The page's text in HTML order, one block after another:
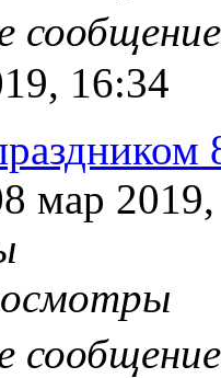
16:34
мар